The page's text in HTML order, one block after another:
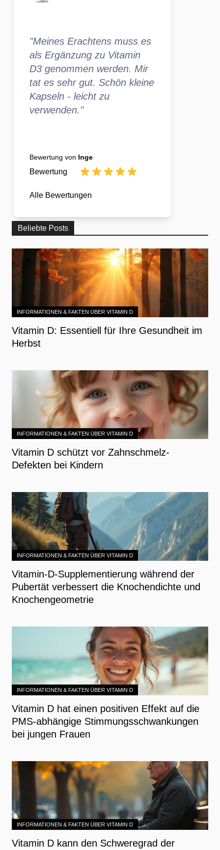
"Meines Erachtens muss es
als Ergänzung zu Vitamin
D3 genommen werden. Mir
tat es sehr gut. Schön kleine
Kapseln - leicht zu
verwenden."
Bewertung von Inge
Bewertung
Alle Bewertungen
Beliebte Posts
INFORMATIONEN & FAKTEN ÜBER VITAMIN D
Vitamin D: Essentiell für Ihre Gesundheit im
Herbst
INFORMATIONEN & FAKTEN ÜBER VITAMIN D
Vitamin D schützt vor Zahnschmelz-
Defekten bei Kindern
INFORMATIONEN & FAKTEN ÜBER VITAMIN D
Vitamin-D-Supplementierung während der
Pubertät verbessert die Knochendichte und
Knochengeometrie
INFORMATIONEN & FAKTEN ÜBER VITAMIN D
Vitamin D hat einen positiven Effekt auf die
PMS-abhängige Stimmungsschwankungen
bei jungen Frauen
INFORMATIONEN & FAKTEN ÜBER VITAMIN D
Vitamin D kann den Schweregrad der